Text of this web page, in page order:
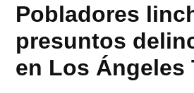
Pobladores
presuntos
en Los Ángeles